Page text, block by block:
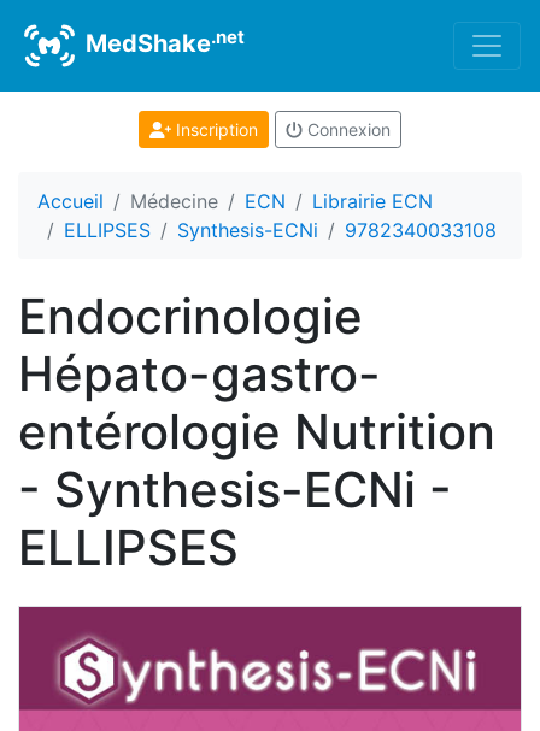
MedShake.net
Inscription Connexion
Accueil Médecine ECN
Librairie ECN
ELLIPSES
Synthesis-ECNi 9782340033108
Endocrinologie
Hépato-gastro-
entérologie Nutrition
- Synthesis-ECNi -
ELLIPSES